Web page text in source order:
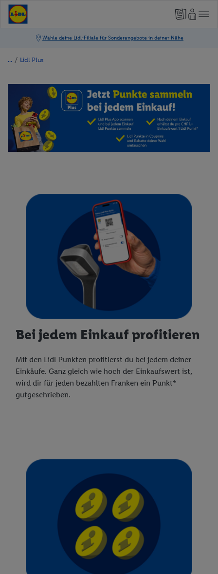
/ Lidl Plus
Bei jedem Einkauf profitieren
Mit den Lidl Punkten profitierst du bei jedem deiner
Einkäufe. Ganz gleich wie hoch der Einkaufswert ist,
wird dir für jeden bezahlten Franken ein Punkt*
gutgeschrieben.